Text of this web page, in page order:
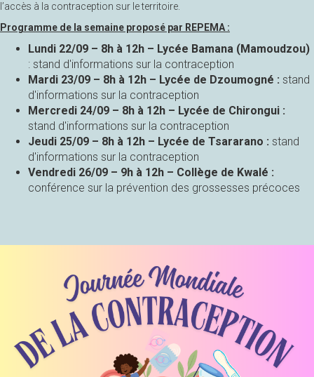
l’accès à la contraception sur le territoire.
Programme de la semaine proposé par REPEMA :
Lundi 22/09 – 8h à 12h – Lycée Bamana (Mamoudzou)
: stand d'informations sur la contraception
Mardi 23/09 – 8h à 12h – Lycée de Dzoumogné : stand
d'informations sur la contraception
Mercredi 24/09 – 8h à 12h – Lycée de Chirongui :
stand d'informations sur la contraception
Jeudi 25/09 – 8h à 12h – Lycée de Tsararano : stand
d'informations sur la contraception
Vendredi 26/09 – 9h à 12h – Collège de Kwalé :
conférence sur la prévention des grossesses précoces